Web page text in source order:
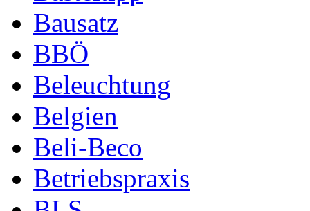
Bausatz
BBÖ
Beleuchtung
Belgien
Beli-Beco
Betriebspraxis